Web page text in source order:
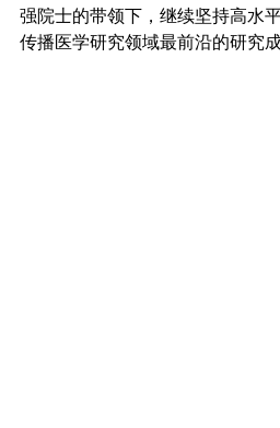
强院士的带领下，继续坚持高水
传播医学研究领域最前沿的研究